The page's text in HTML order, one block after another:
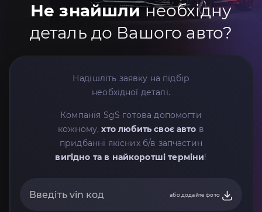
Не знайшлинеобхідну
деталь до Вашого авто?
Надішліть заявку на підбір
необхідної деталі.
Компанія SgS готова допомогти
кожному,хто любить своє авто в
придбанні якісних б/в запчастин
вигідно та в найкоротші терміни!
або додайте фото